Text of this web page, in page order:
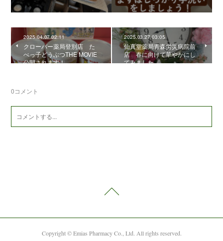
2025.04.07 02:11
クローバー薬局登別店 た
べっ子どうぶつTHE MOVIE
公開されます！
2025.03.27 03:05
仙真堂薬局青森労災病院前
店 春に向けて華やかにし
てみました
0コメント
Copyright © Emias Pharmacy Co., Ltd. All rights reserved.